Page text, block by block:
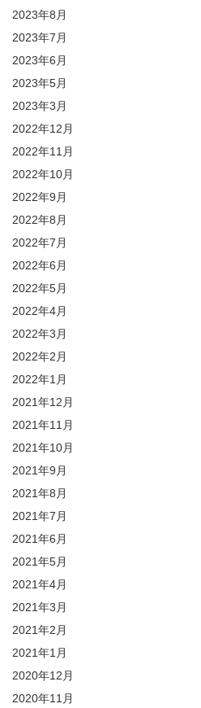
2023年8月
2023年7月
2023年6月
2023年5月
2023年3月
2022年12月
2022年11月
2022年10月
2022年9月
2022年8月
2022年7月
2022年6月
2022年5月
2022年4月
2022年3月
2022年2月
2022年1月
2021年12月
2021年11月
2021年10月
2021年9月
2021年8月
2021年7月
2021年6月
2021年5月
2021年4月
2021年3月
2021年2月
2021年1月
2020年12月
2020年11月